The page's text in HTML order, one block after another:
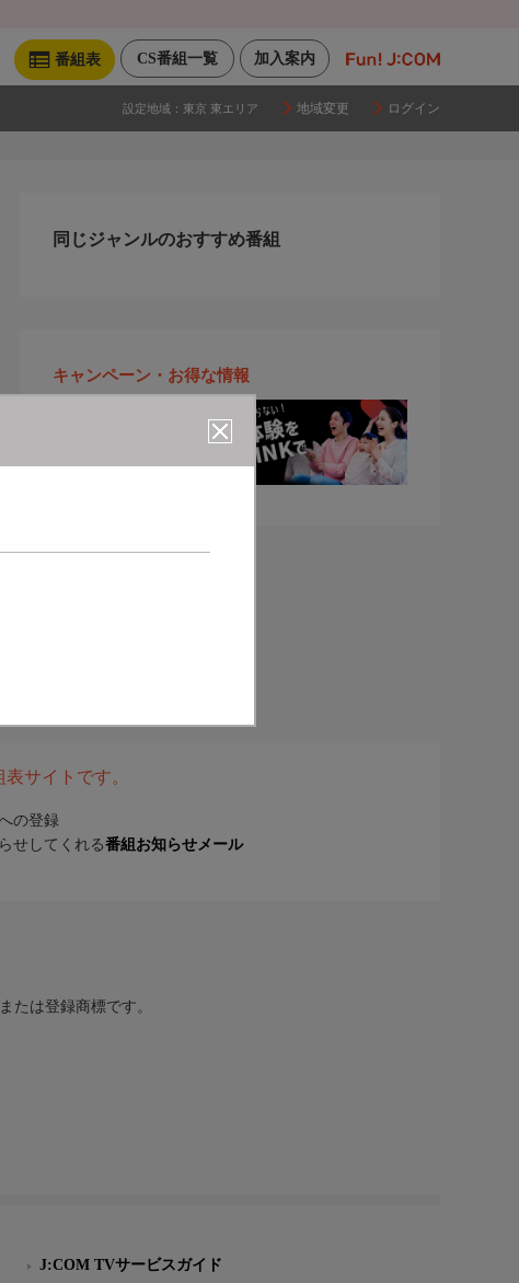
加入案内
CS番組一覧
番組表
設定地域： 東京 東エリア 地域変更 ログイン
同じジャンルのおすすめ番組
キャンペーン・お得な情報
サイトです。
の登録
せしてくれる番組お知らせメール
たは登録商標です。
J:COM TVサービスガイド